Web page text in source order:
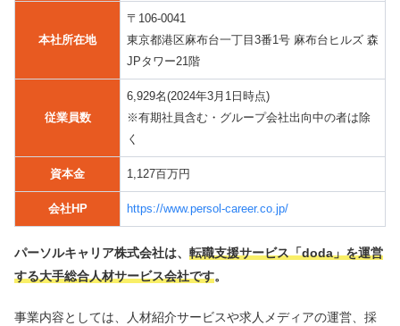
本社所在地
〒106-0041
東京都港区麻布台一丁目3番1号 麻布台ヒルズ 森
JPタワー21階
従業員数
6,929名(2024年3月1日時点)
※有期社員含む・グループ会社出向中の者は除
く
資本金 1,127百万円
会社HP https://www.persol-career.co.jp/
パーソルキャリア株式会社は、 転職支援サービス「doda」を運営
する大手総合人材サービス会社です。
事業内容としては、人材紹介サービスや求人メディアの運営、採